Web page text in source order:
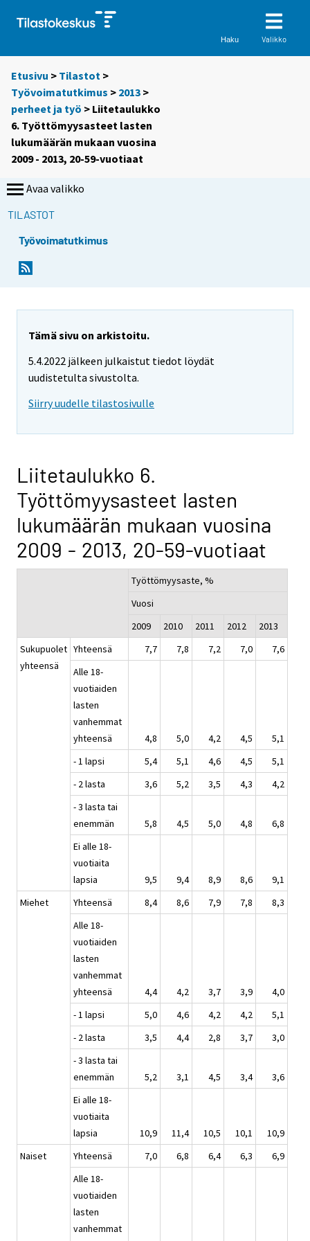
Haku Valikko
Etusivu > Tilastot >
Työvoimatutkimus > 2013 >
perheet ja työ > Liitetaulukko
6. Työttömyysasteet lasten
lukumäärän mukaan vuosina
2009 - 2013, 20-59-vuotiaat
Avaa valikko
TILASTOT
Työvoimatutkimus
Tämä sivu on arkistoitu.
5.4.2022 jälkeen julkaistut tiedot löydät
uudistetulta sivustolta.
Siirry uudelle tilastosivulle
Liitetaulukko 6.
Työttömyysasteet lasten
lukumäärän mukaan vuosina
2009 - 2013, 20-59-vuotiaat
Työttömyysaste, %
Vuosi
2009
2010 2011 2012
2013
Sukupuolet
yhteensä
Yhteensä 7,7 7,8 7,2 7,0
7,6
Alle 18-
vuotiaiden
lasten
vanhemmat
yhteensä
4,8 5,0 4,2 4,5
5,1
- 1 lapsi
5,4 5,1 4,6 4,5
5,1
- 2 lasta
3,6 5,2 3,5 4,3
4,2
- 3 lasta tai
enemmän
5,8 4,5 5,0 4,8
6,8
Ei alle 18-
vuotiaita
lapsia
9,5 9,4 8,9 8,6
9,1
Miehet
Yhteensä 8,4 8,6 7,9 7,8
8,3
Alle 18-
vuotiaiden
lasten
vanhemmat
yhteensä
4,4 4,2 3,7 3,9
4,0
- 1 lapsi
5,0 4,6 4,2 4,2
5,1
- 2 lasta
3,5 4,4 2,8 3,7
3,0
- 3 lasta tai
enemmän
5,2 3,1 4,5 3,4
3,6
Ei alle 18-
vuotiaita
lapsia
10,9 11,4 10,5 10,1
10,9
Naiset
Yhteensä 7,0 6,8 6,4 6,3
6,9
Alle 18-
vuotiaiden
lasten
vanhemmat